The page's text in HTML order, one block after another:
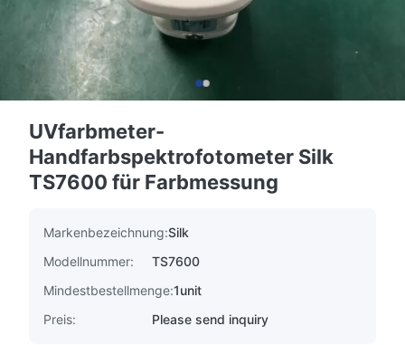
UVfarbmeter-
Handfarbspektrofotometer Silk
TS7600 für Farbmessung
Markenbezeichnung:Silk
Modellnummer:
TS7600
Mindestbestellmenge:1unit
Preis:
Please send inquiry